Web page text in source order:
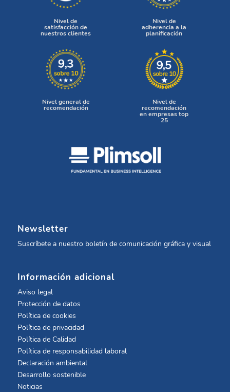
Nivel de
satisfacción de
nuestros clientes
Nivel de
adherencia a la
planificación
Nivel general de
recomendación
Nivel de
recomendación
en empresas top
25
Newsletter
Suscríbete a nuestro boletín de comunicación gráfica y visual
Información adicional
Aviso legal
Protección de datos
Política de cookies
Política de privacidad
Política de Calidad
Política de responsabilidad laboral
Declaración ambiental
Desarrollo sostenible
Noticias